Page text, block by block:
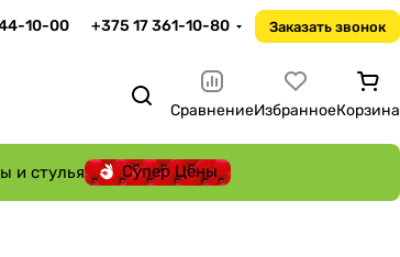
10-00 +375 17 361-10-80 Заказать звонок
СравнениеИзбранноеКорзина
и стулья Супер Цены